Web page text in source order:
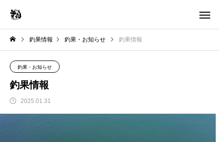
釣果情報 釣果・お知らせ 釣果情報
釣果・お知らせ
釣果情報
2025.01.31